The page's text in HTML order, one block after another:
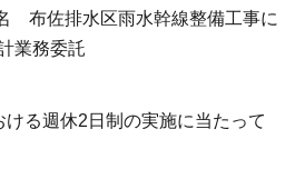
佐排水区雨水幹線整備工事に
業務委託
る週休2日制の実施に当たって